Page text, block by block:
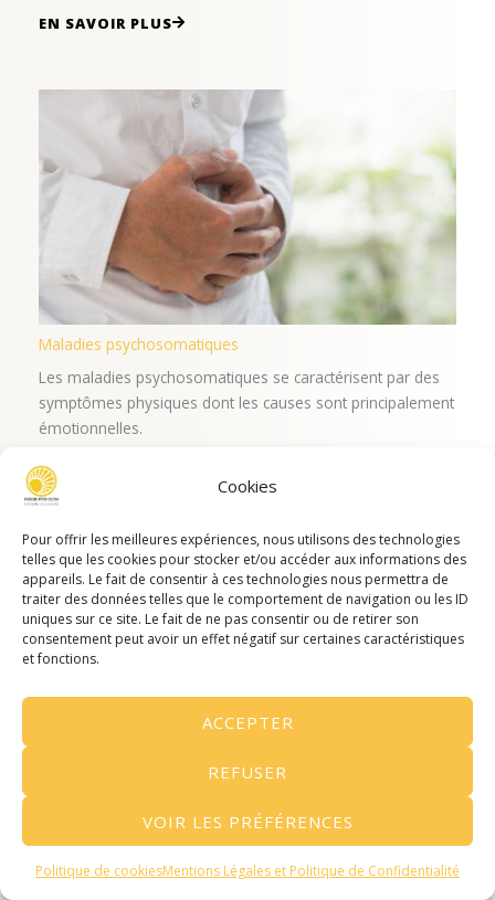
Cookies
Pour offrir les meilleures expériences, nous utilisons des technologies
telles que les cookies pour stocker et/ou accéder aux informations des
appareils. Le fait de consentir à ces technologies nous permettra de
traiter des données telles que le comportement de navigation ou les ID
uniques sur ce site. Le fait de ne pas consentir ou de retirer son
consentement peut avoir un effet négatif sur certaines caractéristiques
et fonctions.
ACCEPTER
REFUSER
VOIR LES PRÉFÉRENCES
Politique de cookiesMentions Légales et Politique de Confidentialité
EN SAVOIR PLUS
Maladies psychosomatiques
Les maladies psychosomatiques se caractérisent par des
symptômes physiques dont les causes sont principalement
émotionnelles.
EN SAVOIR PLUS
La thérapie de couple est avant tout un espace de paroles
et de réflexions. Elle permet de réengager le dialogue et de
mieux s’écouter.